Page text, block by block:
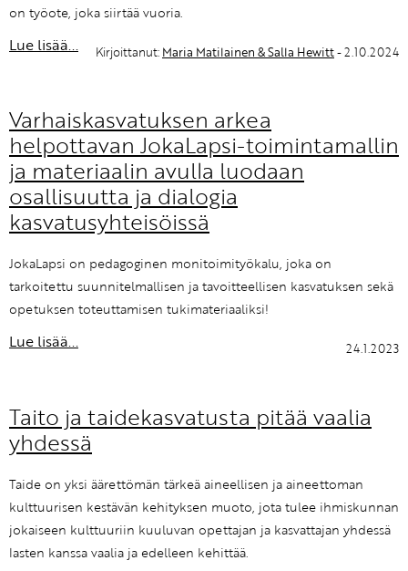
on työote, joka siirtää vuoria.
Lue lisää... Kirjoittanut: Maria Matilainen & Salla Hewitt- 2.10.2024
Varhaiskasvatuksen arkea
helpottavan JokaLapsi-toimintamallin
ja materiaalin avulla luodaan
osallisuutta ja dialogia
kasvatusyhteisöissä
JokaLapsi on pedagoginen monitoimityökalu, joka on
tarkoitettu suunnitelmallisen ja tavoitteellisen kasvatuksen sekä
opetuksen toteuttamisen tukimateriaaliksi!
Lue lisää... 24.1.2023
Taito ja taidekasvatusta pitää vaalia
yhdessä
Taide on yksi äärettömän tärkeä aineellisen ja aineettoman
kulttuurisen kestävän kehityksen muoto, jota tulee ihmiskunnan
jokaiseen kulttuuriin kuuluvan opettajan ja kasvattajan yhdessä
lasten kanssa vaalia ja edelleen kehittää.